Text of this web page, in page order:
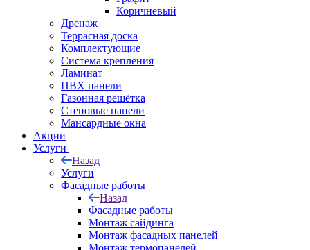
Коричневый
Дренаж
Террасная доска
Комплектующие
Система крепления
Ламинат
ПВХ панели
Газонная решётка
Стеновые панели
Мансардные окна
Акции
Услуги
Назад
Услуги
Фасадные работы
Назад
Фасадные работы
Монтаж сайдинга
Монтаж фасадных панелей
Монтаж термопанелей